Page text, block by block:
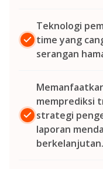
Teknologi
time yang
serangan
memprediksi
strategi
laporan
berkelanjutan.